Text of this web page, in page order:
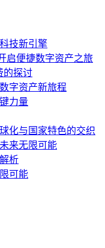
技新引擎
启便捷数字资产之旅
的探讨
字资产新旅程
力量
化与国家特色的交织
来无限可能
析
可能